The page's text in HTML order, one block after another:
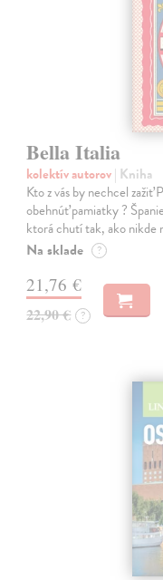
Bella Italia
kolektív autorov| Kniha
Kto z vás by nechcel zažiť
obehnúť pamiatky ?
ktorá chutí tak, ako nikde
Na sklade ?
21,76 €
22,90 € ?